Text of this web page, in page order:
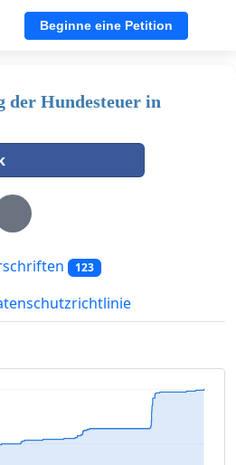
Beginne eine Petition
der Hundesteuer in
123